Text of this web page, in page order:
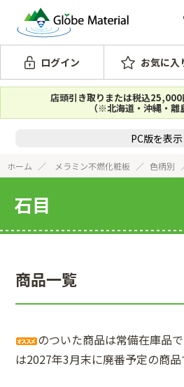
ログイン お気に入
店頭引き取りまたは税込25,000
（※北海道・沖縄・離
PC版を表示
ホーム メラミン不燃化粧板 色柄別
石目
商品一覧
のついた商品は常備在庫品で
は2027年3月末に廃番予定の商品